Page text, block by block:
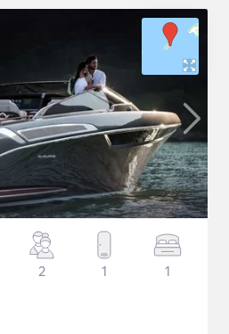
2 1 1